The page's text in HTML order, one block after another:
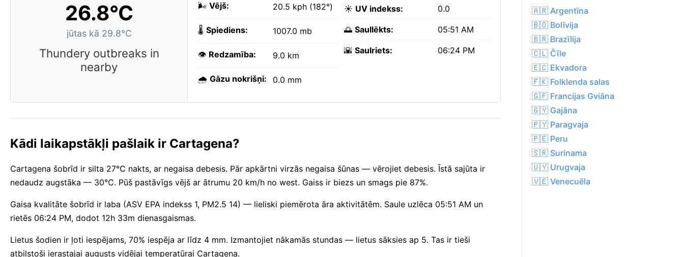
26.8°C
jūtas kā 29.8°C
Thundery outbreaks in
nearby
🌬️ Vējš: 20.5 kph (182°)
🌡️ Spiediens: 1007.0 mb
👁️ Redzamība: 9.0 km
🌧️ Gāzu nokrišņi: 0.0 mm
☀️ UV indekss: 0.0
🌅 Saullēkts: 05:51 AM
🌇 Saulriets: 06:24 PM
Kādi laikapstākļi pašlaik ir Cartagena?
Cartagena šobrīd ir silta 27°C nakts, ar negaisa debesis. Pār apkārtni virzās negaisa šūnas — vērojiet debesis. Īstā sajūta ir
nedaudz augstāka — 30°C. Pūš pastāvīgs vējš ar ātrumu 20 km/h no west. Gaiss ir biezs un smags pie 87%.
Gaisa kvalitāte šobrīd ir laba (ASV EPA indekss 1, PM2.5 14) — lieliski piemērota āra aktivitātēm. Saule uzlēca 05:51 AM un
rietēs 06:24 PM, dodot 12h 33m dienasgaismas.
Lietus šodien ir ļoti iespējams, 70% iespēja ar līdz 4 mm. Izmantojiet nākamās stundas — lietus sāksies ap 5. Tas ir tieši
atbilstoši ierastajai augusts vidējai temperatūrai Cartagena.
🇦🇷 Argentīna
🇧🇴 Bolīvija
🇧🇷 Brazīlija
🇨🇱 Čīle
🇪🇨 Ekvadora
🇫🇰 Folklenda salas
🇬🇫 Francijas Gviāna
🇬🇾 Gajāna
🇵🇾 Paragvaja
🇵🇪 Peru
🇸🇷 Surinama
🇺🇾 Urugvaja
🇻🇪 Venecuēla